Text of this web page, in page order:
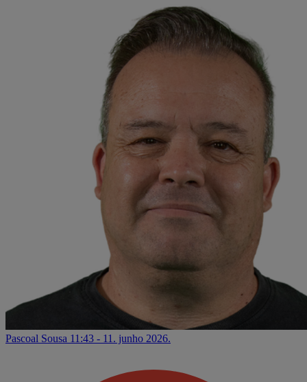
Pascoal Sousa 11:43 - 11. junho 2026.